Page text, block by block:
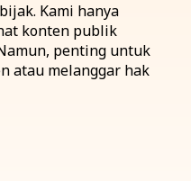
Kami hanya
konten publik
penting untuk
atau melanggar hak